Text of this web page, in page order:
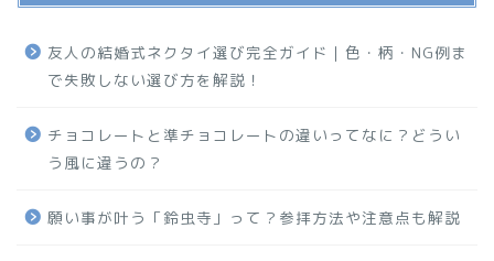
友人の結婚式ネクタイ選び完全ガイド｜色・柄・NG例ま
で失敗しない選び方を解説！
チョコレートと準チョコレートの違いってなに？どうい
う風に違うの？
願い事が叶う「鈴虫寺」って？参拝方法や注意点も解説